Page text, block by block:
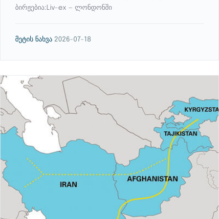
ბირჟებია:Liv-ex⁠ — ლონდონში
მეტის ნახვა 2026-07-18